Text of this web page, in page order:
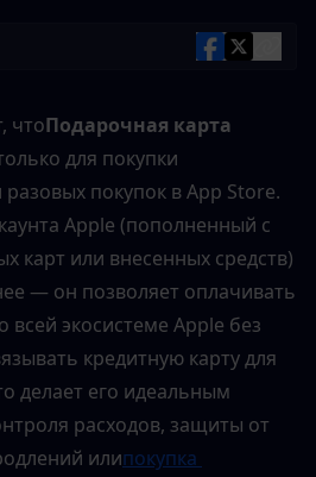
чтоПодарочная карта
для покупки
покупок в App Store.
Apple (пополненный с
или внесенных средств)
— он позволяет оплачивать
экосистеме Apple без
кредитную карту для
делает его идеальным
расходов, защиты от
илипокупка